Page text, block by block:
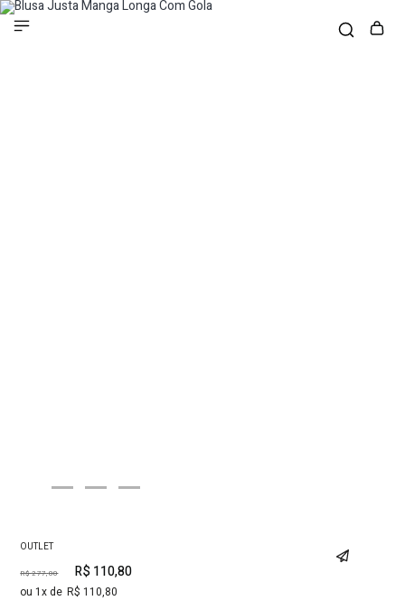
OUTLET
R$ 277,00 R$ 110,80
1 R$ 110,80